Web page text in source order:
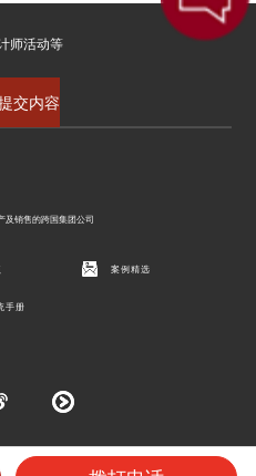
师活动等
交内容
及销售的跨国集团公司
案例精选
手册